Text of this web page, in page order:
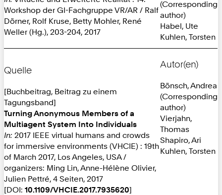
Workshop der GI-Fachgruppe VR/AR / Ralf
Dörner, Rolf Kruse, Betty Mohler, René
Weller (Hg.), 203-204, 2017
(Corresponding
author)
Habel, Ute
Kuhlen, Torsten
Quelle
[Buchbeitrag, Beitrag zu einem
Tagungsband]
Turning Anonymous Members of a
Multiagent System Into Individuals
In: 2017 IEEE virtual humans and crowds
for immersive environments (VHCIE) : 19th
of March 2017, Los Angeles, USA /
organizers: Ming Lin, Anne-Hélène Olivier,
Julien Pettré, 4 Seiten, 2017
[DOI: 10.1109/VHCIE.2017.7935620]
Autor(en)
Bönsch, Andrea
(Corresponding
author)
Vierjahn,
Thomas
Shapiro, Ari
Kuhlen, Torsten